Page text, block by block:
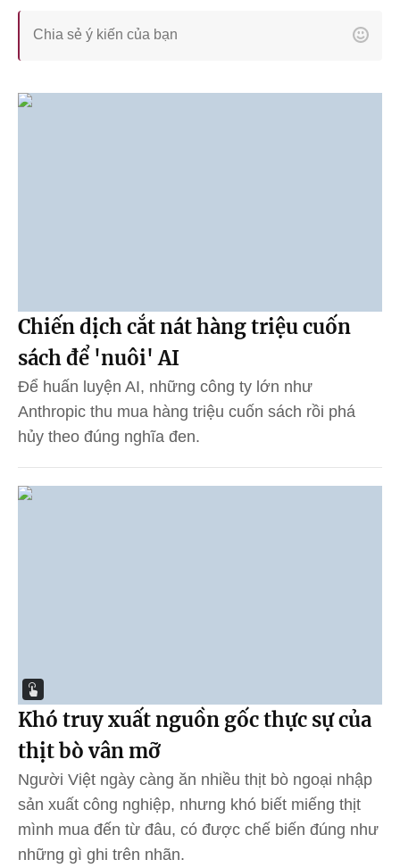
Chiến dịch cắt nát hàng triệu cuốn
sách để 'nuôi' AI
Để huấn luyện AI, những công ty lớn như
Anthropic thu mua hàng triệu cuốn sách rồi phá
hủy theo đúng nghĩa đen.
Khó truy xuất nguồn gốc thực sự của
thịt bò vân mỡ
Người Việt ngày càng ăn nhiều thịt bò ngoại nhập
sản xuất công nghiệp, nhưng khó biết miếng thịt
mình mua đến từ đâu, có được chế biến đúng như
những gì ghi trên nhãn.